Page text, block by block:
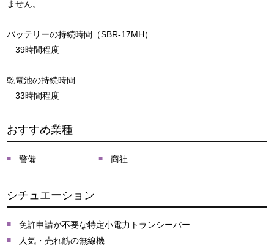
ません。
バッテリーの持続時間（SBR-17MH）
39時間程度
乾電池の持続時間
33時間程度
おすすめ業種
警備 商社
シチュエーション
免許申請が不要な特定小電力トランシーバー
人気・売れ筋の無線機